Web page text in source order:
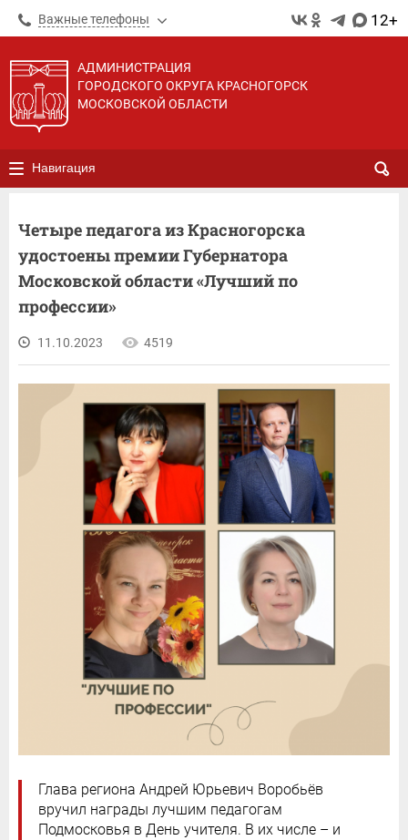
Важные телефоны 12+
АДМИНИСТРАЦИЯ
ГОРОДСКОГО ОКРУГА КРАСНОГОРСК
МОСКОВСКОЙ ОБЛАСТИ
Навигация
Четыре педагога из Красногорска
удостоены премии Губернатора
Московской области «Лучший по
профессии»
11.10.2023 4519
Глава региона Андрей Юрьевич Воробьёв
вручил награды лучшим педагогам
Подмосковья в День учителя. В их числе – и